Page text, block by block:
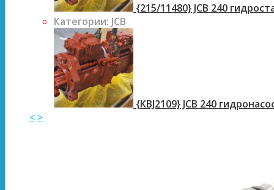
{215/11480} JCB 240
Категории: JCB
{KBJ2109} JCB 240
< >